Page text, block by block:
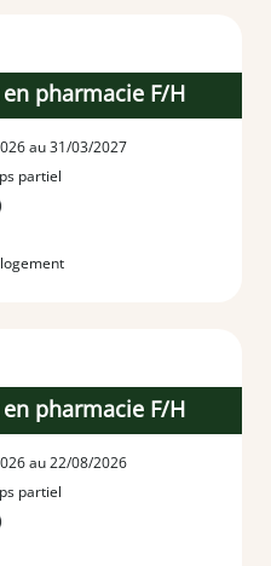
pharmacie F/H
au 31/03/2027
partiel
pharmacie F/H
au 22/08/2026
partiel